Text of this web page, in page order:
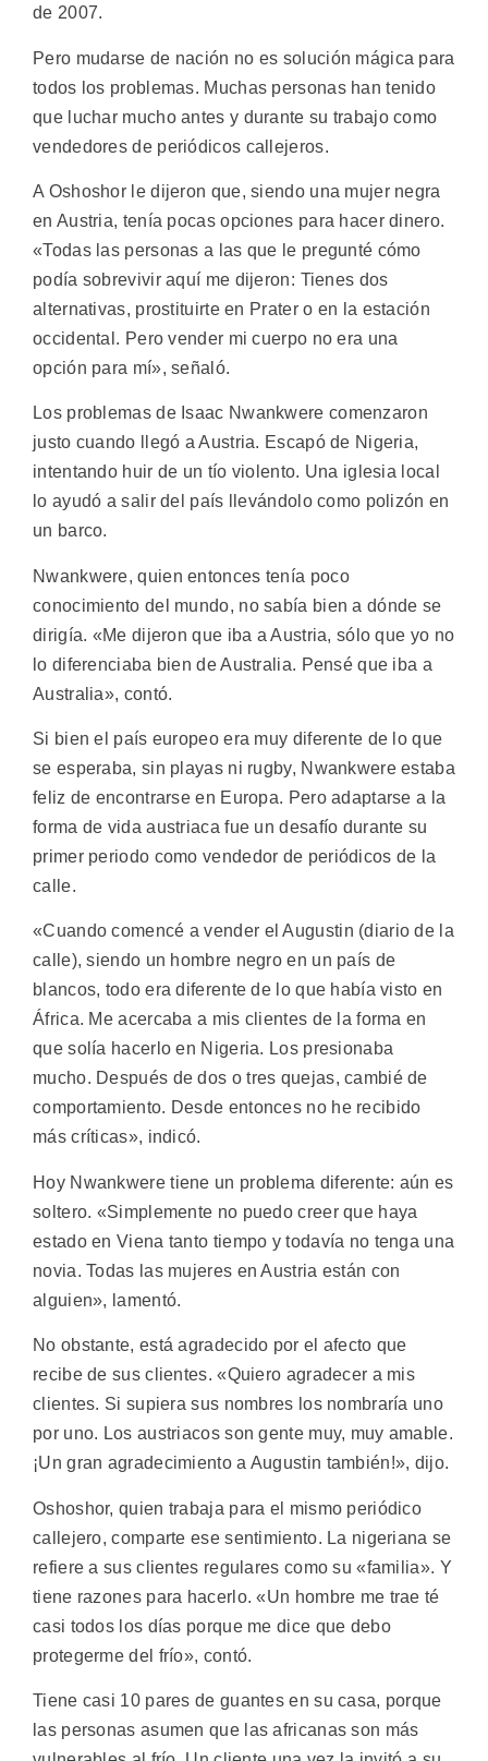
de 2007.
Pero mudarse de nación no es solución mágica para
todos los problemas. Muchas personas han tenido
que luchar mucho antes y durante su trabajo como
vendedores de periódicos callejeros.
A Oshoshor le dijeron que, siendo una mujer negra
en Austria, tenía pocas opciones para hacer dinero.
«Todas las personas a las que le pregunté cómo
podía sobrevivir aquí me dijeron: Tienes dos
alternativas, prostituirte en Prater o en la estación
occidental. Pero vender mi cuerpo no era una
opción para mí», señaló.
Los problemas de Isaac Nwankwere comenzaron
justo cuando llegó a Austria. Escapó de Nigeria,
intentando huir de un tío violento. Una iglesia local
lo ayudó a salir del país llevándolo como polizón en
un barco.
Nwankwere, quien entonces tenía poco
conocimiento del mundo, no sabía bien a dónde se
dirigía. «Me dijeron que iba a Austria, sólo que yo no
lo diferenciaba bien de Australia. Pensé que iba a
Australia», contó.
Si bien el país europeo era muy diferente de lo que
se esperaba, sin playas ni rugby, Nwankwere estaba
feliz de encontrarse en Europa. Pero adaptarse a la
forma de vida austriaca fue un desafío durante su
primer periodo como vendedor de periódicos de la
calle.
«Cuando comencé a vender el Augustin (diario de la
calle), siendo un hombre negro en un país de
blancos, todo era diferente de lo que había visto en
África. Me acercaba a mis clientes de la forma en
que solía hacerlo en Nigeria. Los presionaba
mucho. Después de dos o tres quejas, cambié de
comportamiento. Desde entonces no he recibido
más críticas», indicó.
Hoy Nwankwere tiene un problema diferente: aún es
soltero. «Simplemente no puedo creer que haya
estado en Viena tanto tiempo y todavía no tenga una
novia. Todas las mujeres en Austria están con
alguien», lamentó.
No obstante, está agradecido por el afecto que
recibe de sus clientes. «Quiero agradecer a mis
clientes. Si supiera sus nombres los nombraría uno
por uno. Los austriacos son gente muy, muy amable.
¡Un gran agradecimiento a Augustin también!», dijo.
Oshoshor, quien trabaja para el mismo periódico
callejero, comparte ese sentimiento. La nigeriana se
refiere a sus clientes regulares como su «familia». Y
tiene razones para hacerlo. «Un hombre me trae té
casi todos los días porque me dice que debo
protegerme del frío», contó.
Tiene casi 10 pares de guantes en su casa, porque
las personas asumen que las africanas son más